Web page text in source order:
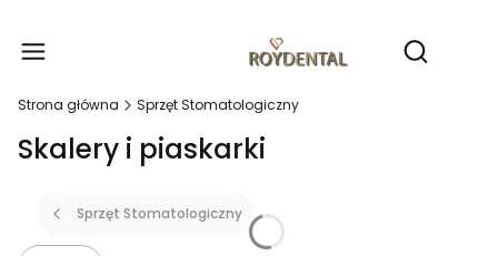
Otwórz
Strona główna Sprzęt Stomatologiczny
Skalery i piaskarki
Sprzęt Stomatologiczny